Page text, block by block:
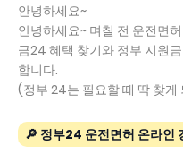
안녕하세요~
안녕하세요~ 며칠 전 운전면
금24 혜택 찾기와 정부 지원
합니다.
(정부 24는 필요할 때 딱 찾게
🔎 정부24 운전면허 온라인